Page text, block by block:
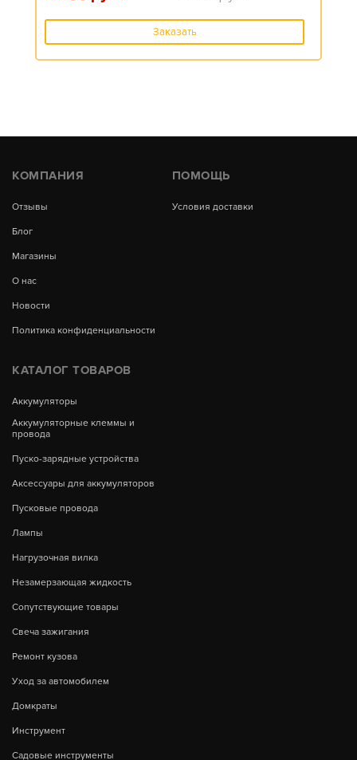
Заказать
КОМПАНИЯ
Отзывы
Блог
Магазины
О нас
Новости
Политика конфиденциальности
ПОМОЩЬ
Условия доставки
КАТАЛОГ ТОВАРОВ
Аккумуляторы
Аккумуляторные клеммы и
провода
Пуско-зарядные устройства
Аксессуары для аккумуляторов
Пусковые провода
Лампы
Нагрузочная вилка
Незамерзающая жидкость
Сопутствующие товары
Свеча зажигания
Ремонт кузова
Уход за автомобилем
Домкраты
Инструмент
Садовые инструменты